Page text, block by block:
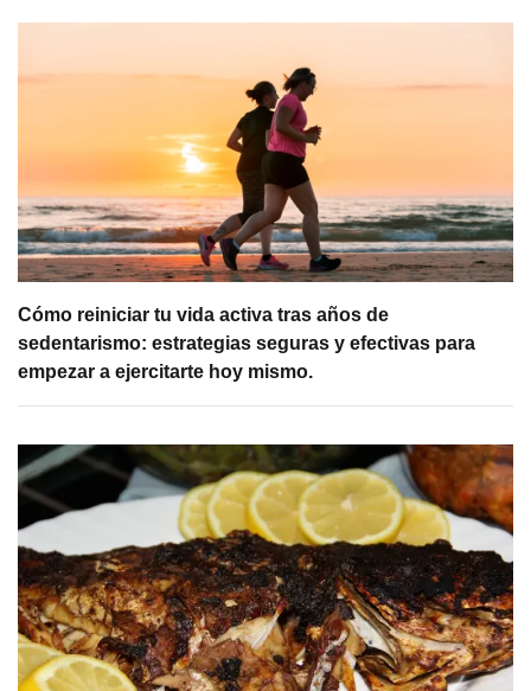
Cómo reiniciar tu vida activa tras años de
sedentarismo: estrategias seguras y efectivas para
empezar a ejercitarte hoy mismo.